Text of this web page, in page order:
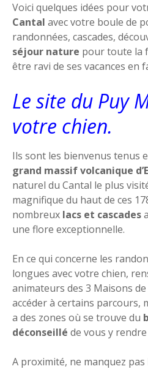
Voici quelques idées pour
Cantal avec votre boule de
randonnées, cascades,
séjour nature pour toute la
être ravi de ses vacances en
Le site du Puy
votre chien.
Ils sont les bienvenus tenus
grand massif volcanique
naturel du Cantal le plus
magnifique du haut de ces
nombreux lacs et cascades
une flore exceptionnelle.
En ce qui concerne les
longues avec votre chien,
animateurs des 3 Maisons
accéder à certains parcours,
a des zones où se trouve du
déconseillé de vous y
A proximité, ne manquez pas